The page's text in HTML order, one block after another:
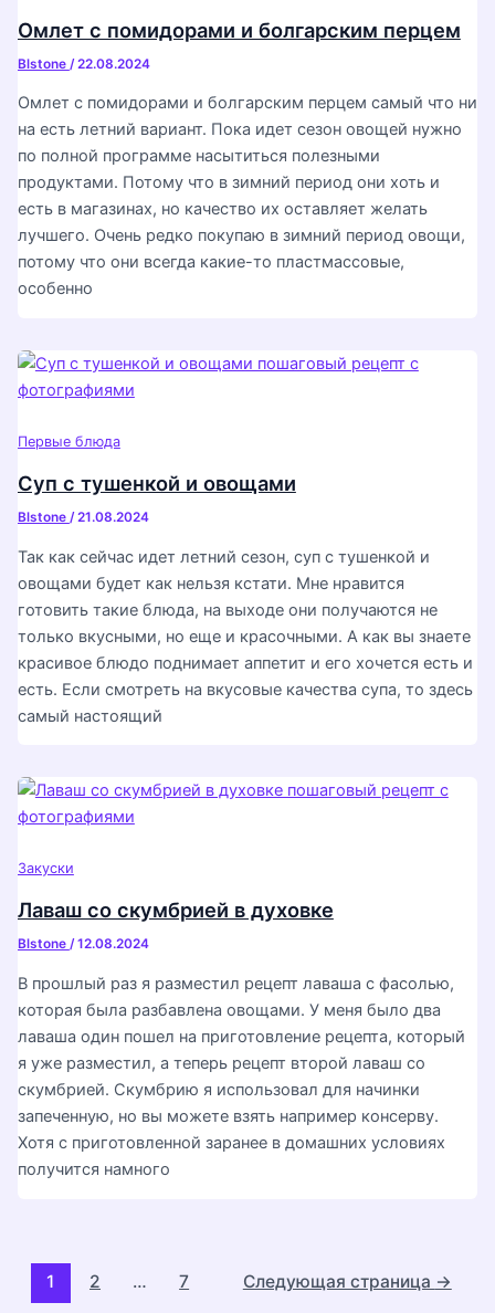
Омлет с помидорами и болгарским перцем
Blstone /22.08.2024
Омлет с помидорами и болгарским перцем самый что ни
на есть летний вариант. Пока идет сезон овощей нужно
по полной программе насытиться полезными
продуктами. Потому что в зимний период они хоть и
есть в магазинах, но качество их оставляет желать
лучшего. Очень редко покупаю в зимний период овощи,
потому что они всегда какие-то пластмассовые,
особенно
Первые блюда
Суп с тушенкой и овощами
Blstone /21.08.2024
Так как сейчас идет летний сезон, суп с тушенкой и
овощами будет как нельзя кстати. Мне нравится
готовить такие блюда, на выходе они получаются не
только вкусными, но еще и красочными. А как вы знаете
красивое блюдо поднимает аппетит и его хочется есть и
есть. Если смотреть на вкусовые качества супа, то здесь
самый настоящий
Закуски
Лаваш со скумбрией в духовке
Blstone /12.08.2024
В прошлый раз я разместил рецепт лаваша с фасолью,
которая была разбавлена овощами. У меня было два
лаваша один пошел на приготовление рецепта, который
я уже разместил, а теперь рецепт второй лаваш со
скумбрией. Скумбрию я использовал для начинки
запеченную, но вы можете взять например консерву.
Хотя с приготовленной заранее в домашних условиях
получится намного
Постраничная
навигация
1 2 … 7 Следующая страница →